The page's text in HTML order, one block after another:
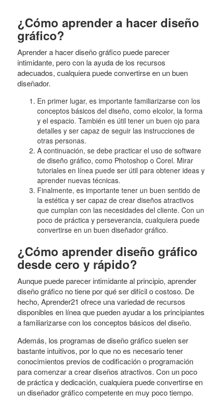
¿Cómo aprender a hacer diseño
gráfico?
Aprender a hacer diseño gráfico puede parecer
intimidante, pero con la ayuda de los recursos
adecuados, cualquiera puede convertirse en un buen
diseñador.
En primer lugar, es importante familiarizarse con los
conceptos básicos del diseño, como elcolor, la forma
y el espacio. También es útil tener un buen ojo para
detalles y ser capaz de seguir las instrucciones de
otras personas.
A continuación, se debe practicar el uso de software
de diseño gráfico, como Photoshop o Corel. Mirar
tutoriales en línea puede ser útil para obtener ideas y
aprender nuevas técnicas.
Finalmente, es importante tener un buen sentido de
la estética y ser capaz de crear diseños atractivos
que cumplan con las necesidades del cliente. Con un
poco de práctica y perseverancia, cualquiera puede
convertirse en un buen diseñador gráfico.
¿Cómo aprender diseño gráfico
desde cero y rápido?
Aunque puede parecer intimidante al principio, aprender
diseño gráfico no tiene por qué ser difícil o costoso. De
hecho, Aprender21 ofrece una variedad de recursos
disponibles en línea que pueden ayudar a los principiantes
a familiarizarse con los conceptos básicos del diseño.
Además, los programas de diseño gráfico suelen ser
bastante intuitivos, por lo que no es necesario tener
conocimientos previos de codificación o programación
para comenzar a crear diseños atractivos. Con un poco
de práctica y dedicación, cualquiera puede convertirse en
un diseñador gráfico competente en muy poco tiempo.